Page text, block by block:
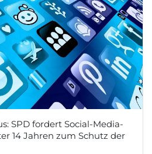
SPD fordert Social-Media-
14 Jahren zum Schutz der